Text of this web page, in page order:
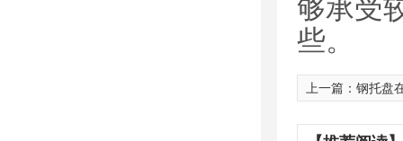
够承受
些。
上一篇： 钢托盘